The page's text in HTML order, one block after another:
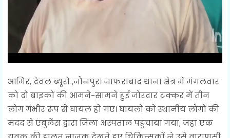
आमिर, देवल ब्यूरो ,जौनपुर। जाफराबाद थाना क्षेत्र में मंगलवार
को दो बाइकों की आमने-सामने हुई जोरदार टक्कर में तीन
लोग गंभीर रूप से घायल हो गए। घायलों को स्थानीय लोगों की
मदद से एंबुलेंस द्वारा जिला अस्पताल पहुंचाया गया, जहां एक